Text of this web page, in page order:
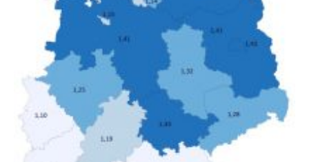
Nettoäquivalenzeinkommen) nur einen moderaten
Anstieg des Mietanteils am Gesamteinkommen
hinnehmen mussten, nahm die Belastung bei
Menschen mit…